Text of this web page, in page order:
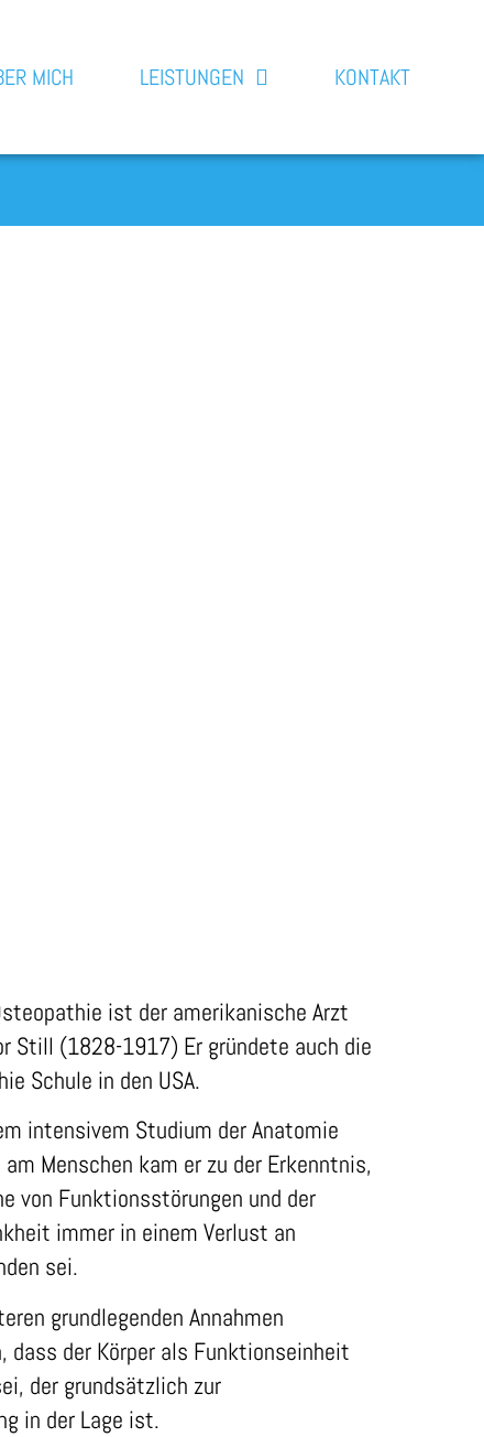
MICH LEISTUNGEN KONTAKT
ist der amerikanische Arzt
Still (1828-1917) Er gründete auch die
Schule in den USA.
intensivem Studium der Anatomie
Menschen kam er zu der Erkenntnis,
von Funktionsstörungen und der
immer in einem Verlust an
sei.
grundlegenden Annahmen
dass der Körper als Funktionseinheit
der grundsätzlich zur
in der Lage ist.